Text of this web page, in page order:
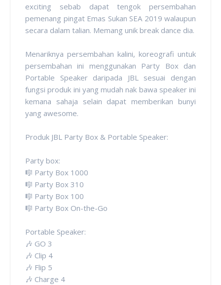
exciting sebab dapat tengok persembahan
pemenang pingat Emas Sukan SEA 2019 walaupun
secara dalam talian. Memang unik break dance dia.
Menariknya persembahan kalini, koreografi untuk
persembahan ini menggunakan Party Box dan
Portable Speaker daripada JBL sesuai dengan
fungsi produk ini yang mudah nak bawa speaker ini
kemana sahaja selain dapat memberikan bunyi
yang awesome.
Produk JBL Party Box & Portable Speaker:
Party box:
🎼 Party Box 1000
🎼 Party Box 310
🎼 Party Box 100
🎼 Party Box On-the-Go
Portable Speaker:
🎶 GO 3
🎶 Clip 4
🎶 Flip 5
🎶 Charge 4